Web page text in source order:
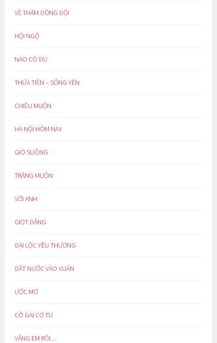
VỀ THĂM ĐỒNG ĐỘI
HỘI NGỘ
NÀO CÓ ĐỦ
THỪA TIỀN – SỐNG YÊN
CHIỀU MUỘN
HÀ NỘI HÔM NAY
GIÓ SUÔNG
TRĂNG MUỘN
VỚI ANH
GIỌT ĐẮNG
ĐẠI LỘC YÊU THƯƠNG
ĐẤT NƯỚC VÀO XUÂN
ƯỚC MƠ
CÔ GÁI CƠ TU
VẮNG EM RỒI…